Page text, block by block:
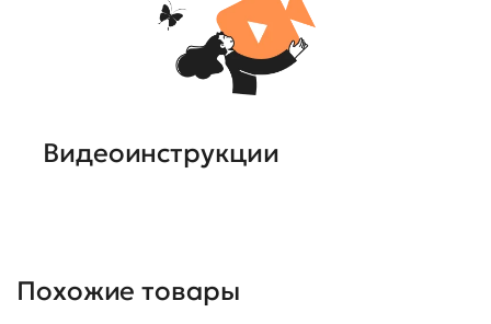
Видеоинструкции
Похожие товары